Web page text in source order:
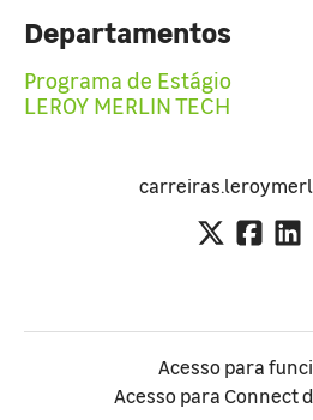
Departamentos
Programa de Estágio
LEROY MERLIN TECH
Acesso para
Acesso para Connect